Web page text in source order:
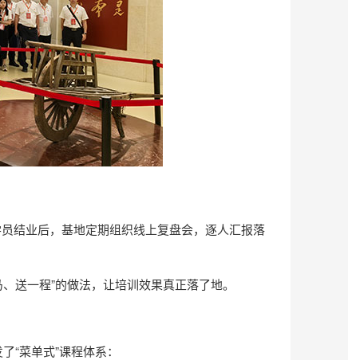
结业后，基地定期组织线上复盘会，逐人汇报落
送一程”的做法，让培训效果真正落了地。
菜单式”课程体系：